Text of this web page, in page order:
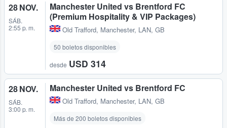
28 NOV.
SÁB.
2:55 p. m.
Manchester United vs Brentford FC
(Premium Hospitality & VIP Packages)
Old Trafford, Manchester, LAN, GB
50 boletos disponibles
desde USD 314
28 NOV.
SÁB.
3:00 p. m.
Manchester United vs Brentford FC
Old Trafford, Manchester, LAN, GB
Más de 200 boletos disponibles